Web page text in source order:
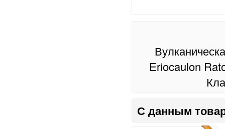
Eriocaulon
С данным